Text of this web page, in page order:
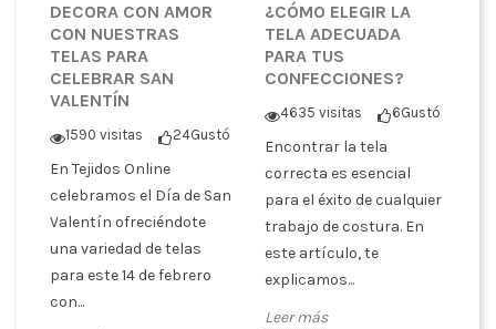
DECORA CON AMOR
CON NUESTRAS
TELAS PARA
CELEBRAR SAN
VALENTÍN
1590 visitas 24Gustó
En Tejidos Online
celebramos el Día de San
Valentín ofreciéndote
una variedad de telas
para este 14 de febrero
con...
¿CÓMO ELEGIR LA
TELA ADECUADA
PARA TUS
CONFECCIONES?
4635 visitas 6Gustó
Encontrar la tela
correcta es esencial
para el éxito de cualquier
trabajo de costura. En
este artículo, te
explicamos...
Leer más